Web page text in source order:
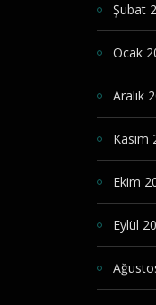
Şubat
Ocak
Aralık
Kasım
Ekim
Eylül